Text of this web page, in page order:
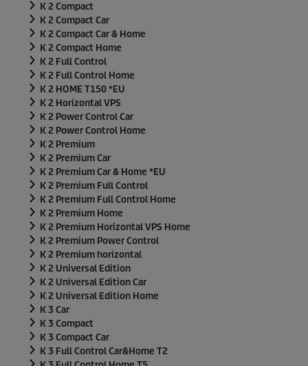
K 2 Compact
K 2 Compact Car
K 2 Compact Car & Home
K 2 Compact Home
K 2 Full Control
K 2 Full Control Home
K 2 HOME T150 *EU
K 2 Horizontal VPS
K 2 Power Control Car
K 2 Power Control Home
K 2 Premium
K 2 Premium Car
K 2 Premium Car & Home *EU
K 2 Premium Full Control
K 2 Premium Full Control Home
K 2 Premium Home
K 2 Premium Horizontal VPS Home
K 2 Premium Power Control
K 2 Premium horizontal
K 2 Universal Edition
K 2 Universal Edition Car
K 2 Universal Edition Home
K 3 Car
K 3 Compact
K 3 Compact Car
K 3 Full Control Car&Home T2